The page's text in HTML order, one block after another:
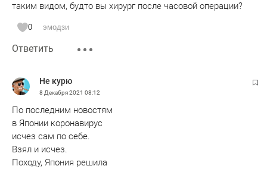
таким видом, будто вы хирург после часовой операции?
0 эмодзи
Ответить
Не курю
8 Декабря 2021 08:12
По последним новостям
в Японии коронавирус
исчез сам по себе.
Взял и исчез.
Походу, Япония решила